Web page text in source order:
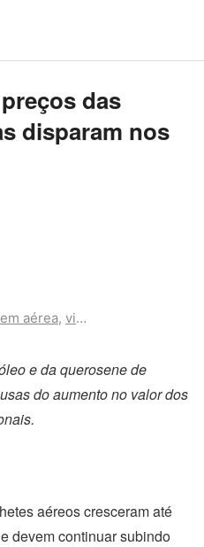
das
disparam nos
aérea, viagem
e da querosene de
do aumento no valor dos
aéreos cresceram até
devem continuar subindo